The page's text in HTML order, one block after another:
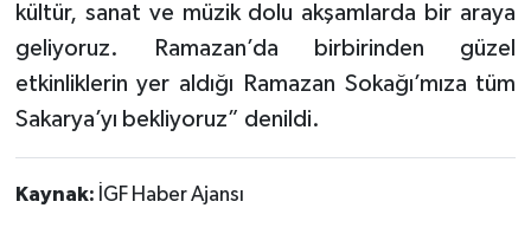
kültür, sanat ve müzik dolu akşamlarda bir araya
geliyoruz. Ramazan’da birbirinden güzel
etkinliklerin yer aldığı Ramazan Sokağı’mıza tüm
Sakarya’yı bekliyoruz” denildi.
Kaynak: İGF Haber Ajansı